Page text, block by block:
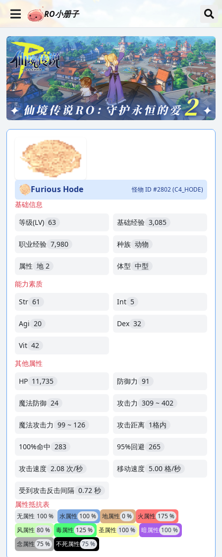
RO小册子
Furious Hode 怪物 ID #2802 (C4_HODE)
基础信息
等级(LV) 63 基础经验 3,085
职业经验 7,980 种族 动物
属性 地 2 体型 中型
能力素质
Str 61 Int 5
Agi 20 Dex 32
Vit 42
其他属性
HP 11,735 防御力 91
魔法防御 24 攻击力 309 ~ 402
魔法攻击力 99 ~ 126 攻击距离 1格内
100%命中 283 95%回避 265
攻击速度 2.08 次/秒 移动速度 5.00 格/秒
受到攻击反击间隔 0.72 秒
属性抵抗表
无属性 100 % 水属性 100 % 地属性 0 % 火属性 175 %
风属性 80 % 毒属性 125 % 圣属性 100 % 暗属性 100 %
念属性 75 % 不死属性 75 %